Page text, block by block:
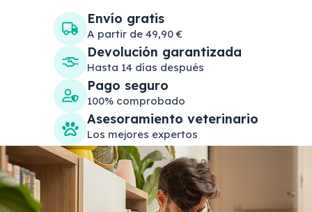
Envío gratis
A partir de 49,90 €
Devolución garantizada
Hasta 14 días después
Pago seguro
100% comprobado
Asesoramiento veterinario
Los mejores expertos